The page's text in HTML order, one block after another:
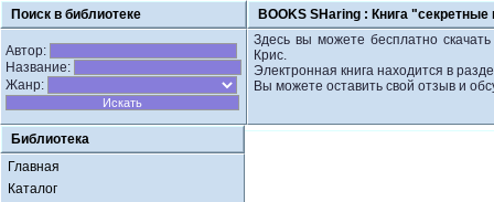
Поиск в библиотеке BOOKS SHaring : Книга
Автор:
Название:
Жанр:
Здесь вы можете бесплатно
Крис.
Электронная книга находится в
Вы можете оставить свой отзыв и
Библиотека
Главная
Каталог